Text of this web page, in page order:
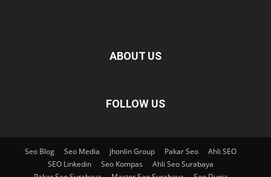
ABOUT US
FOLLOW US
Seo Blog Seo Media jhonlin Group Pakar Seo
Ahli SEO
SEO Linkedin
Seo Kompas
Ahli Seo Surabaya